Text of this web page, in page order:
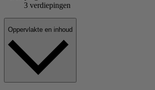
3 verdiepingen
Oppervlakte en inhoud